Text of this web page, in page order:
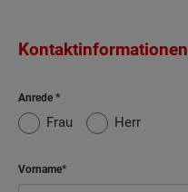
Kontaktinformationen
Anrede
Frau Herr
Vorname